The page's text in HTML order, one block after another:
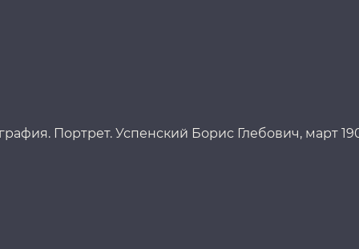
Портрет. Успенский Борис Глебович, март